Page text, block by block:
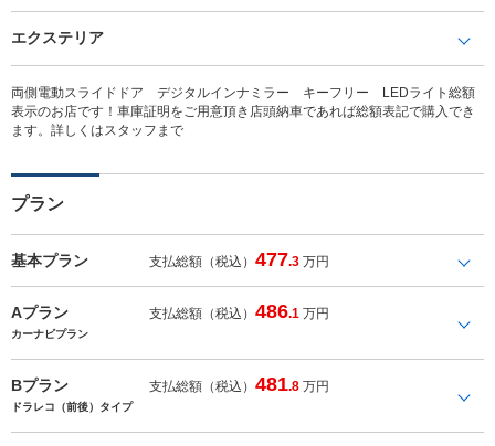
エクステリア
両側電動スライドドア デジタルインナミラー キーフリー LEDライト総額
表示のお店です！車庫証明をご用意頂き店頭納車であれば総額表記で購入でき
ます。詳しくはスタッフまで
プラン
基本プラン 支払総額（税込）477.3 万円
Aプラン 支払総額（税込）486.1 万円
カーナビプラン
Bプラン 支払総額（税込）481.8 万円
ドラレコ（前後）タイプ